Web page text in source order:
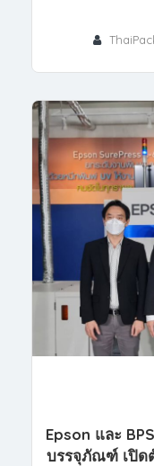
Epson และ
บรรจุภัณฑ์ เปิด